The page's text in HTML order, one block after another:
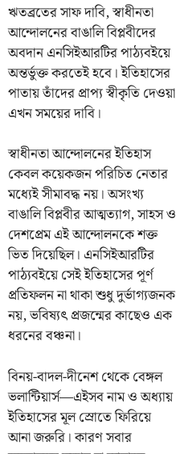
ঋতব্রতের সাফ দাবি, স্বাধীনতা
আন্দোলনের বাঙালি বিপ্লবীদের
অবদান এনসিইআরটির পাঠ্যবইয়ে
অন্তর্ভুক্ত করতেই হবে। ইতিহাসের
পাতায় তাঁদের প্রাপ্য স্বীকৃতি দেওয়া
এখন সময়ের দাবি।
স্বাধীনতা আন্দোলনের ইতিহাস
কেবল কয়েকজন পরিচিত নেতার
মধ্যেই সীমাবদ্ধ নয়। অসংখ্য
বাঙালি বিপ্লবীর আত্মত্যাগ, সাহস ও
দেশপ্রেম এই আন্দোলনকে শক্ত
ভিত দিয়েছিল। এনসিইআরটির
পাঠ্যবইয়ে সেই ইতিহাসের পূর্ণ
প্রতিফলন না থাকা শুধু দুর্ভাগ্যজনক
নয়, ভবিষ্যৎ প্রজন্মের কাছেও এক
ধরনের বঞ্চনা।
বিনয়-বাদল-দীনেশ থেকে বেঙ্গল
ভলান্টিয়ার্স—এইসব নাম ও অধ্যায়
ইতিহাসের মূল স্রোতে ফিরিয়ে
আনা জরুরি। কারণ সবার